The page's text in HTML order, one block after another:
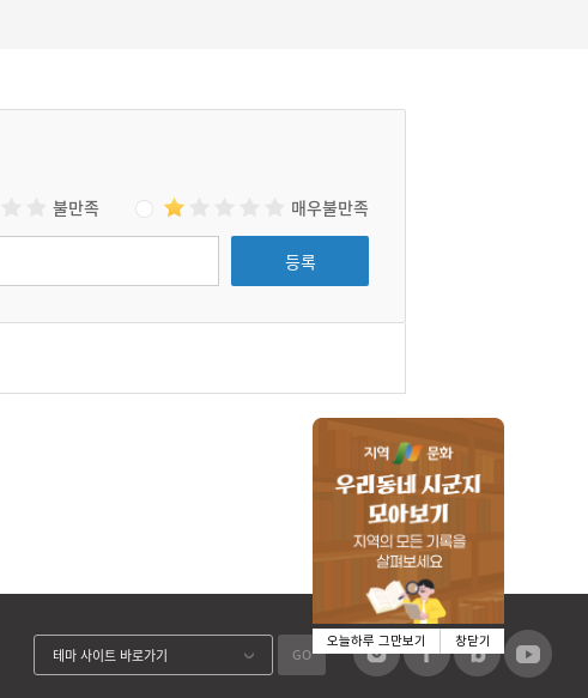
불만족 매우불만족
등록
테마 사이트 바로가기 GO
오늘하루 그만보기 창닫기